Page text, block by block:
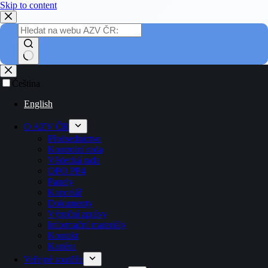
Skip to content
Čeština
English
O AZV ČR
Předsednictvo
Kontrolní rada
Vědecká rada
OPO PP4
Panely
Kancelář
Dokumenty
Výroční zprávy
Informační materiály
Kontakt
Kariéra
Veřejné soutěže